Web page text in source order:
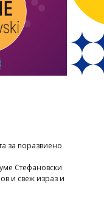
за поразвиено
Стефановски
и свеж израз и